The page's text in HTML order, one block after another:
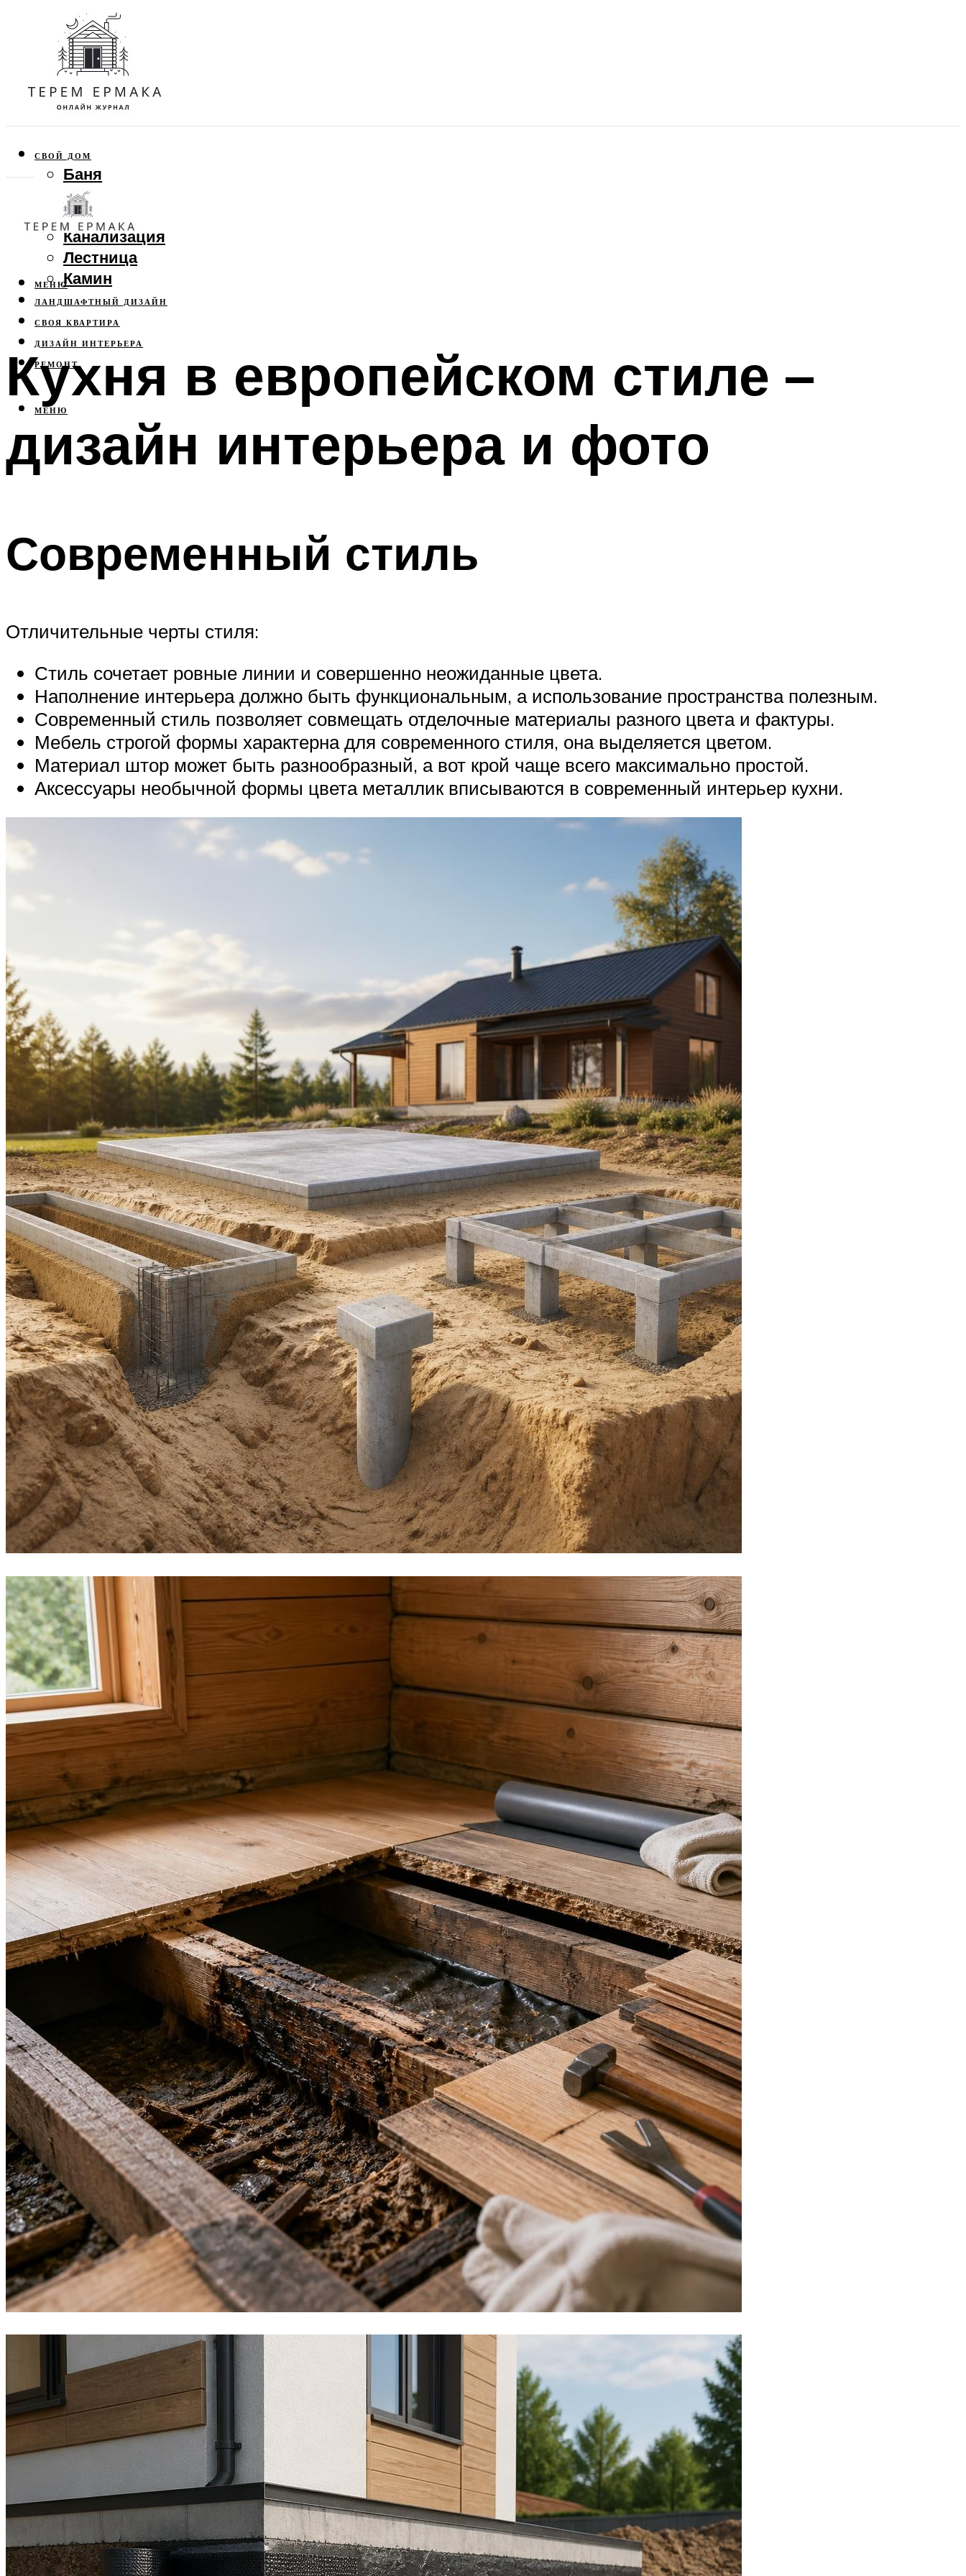
СВОЙ ДОМ
Баня
Веранда
Забор
Канализация
Лестница
Камин
ЛАНДШАФТНЫЙ ДИЗАЙН
СВОЯ КВАРТИРА
ДИЗАЙН ИНТЕРЬЕРА
РЕМОНТ
МЕНЮ
МЕНЮ
Кухня в европейском стиле –
дизайн интерьера и фото
Современный стиль
Отличительные черты стиля:
Стиль сочетает ровные линии и совершенно неожиданные цвета.
Наполнение интерьера должно быть функциональным, а использование пространства полезным.
Современный стиль позволяет совмещать отделочные материалы разного цвета и фактуры.
Мебель строгой формы характерна для современного стиля, она выделяется цветом.
Материал штор может быть разнообразный, а вот крой чаще всего максимально простой.
Аксессуары необычной формы цвета металлик вписываются в современный интерьер кухни.